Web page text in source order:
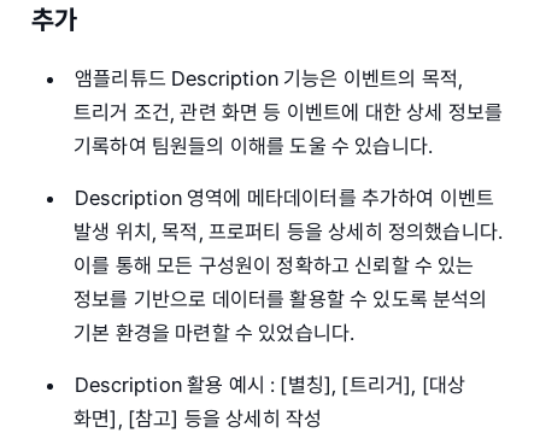
추가
앰플리튜드 Description 기능은 이벤트의 목적,
트리거 조건, 관련 화면 등 이벤트에 대한 상세 정보를
기록하여 팀원들의 이해를 도울 수 있습니다.
Description 영역에 메타데이터를 추가하여 이벤트
발생 위치, 목적, 프로퍼티 등을 상세히 정의했습니다.
이를 통해 모든 구성원이 정확하고 신뢰할 수 있는
정보를 기반으로 데이터를 활용할 수 있도록 분석의
기본 환경을 마련할 수 있었습니다.
Description 활용 예시 : [별칭], [트리거], [대상
화면], [참고] 등을 상세히 작성